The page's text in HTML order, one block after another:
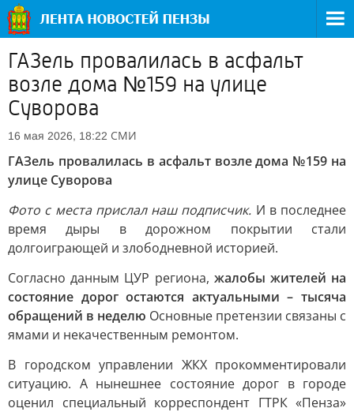
ГАЗель провалилась в асфальт
возле дома №159 на улице
Суворова
16 мая 2026, 18:22 СМИ
ГАЗель провалилась в асфальт возле дома №159 на
улице Суворова
Фото с места прислал наш подписчик. И в последнее
время дыры в дорожном покрытии стали
долгоиграющей и злободневной историей.
Согласно данным ЦУР региона, жалобы жителей на
состояние дорог остаются актуальными – тысяча
обращений в неделю Основные претензии связаны с
ямами и некачественным ремонтом.
В городском управлении ЖКХ прокомментировали
ситуацию. А нынешнее состояние дорог в городе
оценил специальный корреспондент ГТРК «Пенза»